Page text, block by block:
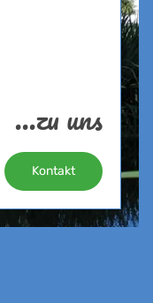
...zu uns
Kontakt